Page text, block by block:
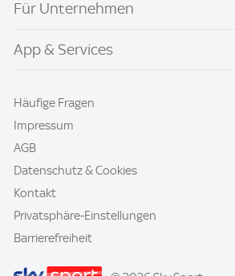
Für Unternehmen
App & Services
Häufige Fragen
Impressum
AGB
Datenschutz & Cookies
Kontakt
Privatsphäre-Einstellungen
Barrierefreiheit